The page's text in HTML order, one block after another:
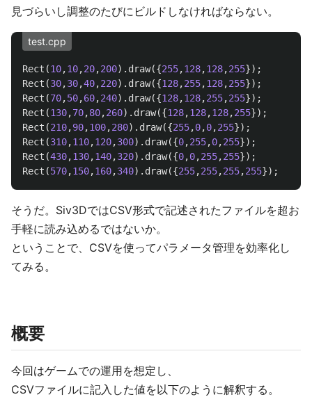
見づらいし調整のたびにビルドしなければならない。
test.cpp
Rect (10,10,20,200). draw({255,128,128,255});
Rect (30,30,40,220). draw({128,255,128,255});
Rect (70,50,60,240). draw({128,128,255,255});
Rect (130,70,80,260). draw({128,128,128,255});
Rect (210,90,100,280). draw({255,0,0,255});
Rect (310,110,120,300). draw({0,255,0,255});
Rect (430,130,140,320). draw({0,0,255,255});
Rect (570,150,160,340). draw({255,255,255,255});
そうだ。Siv3DではCSV形式で記述されたファイルを超お
手軽に読み込めるではないか。
ということで、CSVを使ってパラメータ管理を効率化し
てみる。
概要
今回はゲームでの運用を想定し、
CSVファイルに記入した値を以下のように解釈する。